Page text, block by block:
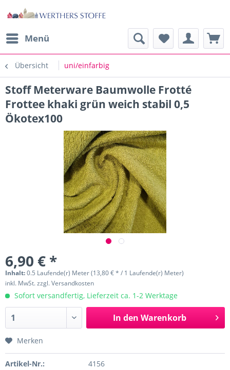
Menü
Übersicht uni/einfarbig
Stoff Meterware Baumwolle Frotté
Frottee khaki grün weich stabil 0,5
Ökotex100
6,90 € *
Inhalt:0.5 Laufende(r) Meter (13,80 € * / 1 Laufende(r) Meter)
inkl. MwSt.zzgl. Versandkosten
Sofort versandfertig, Lieferzeit ca. 1-2 Werktage
In den Warenkorb
Merken
Artikel-Nr.: 4156